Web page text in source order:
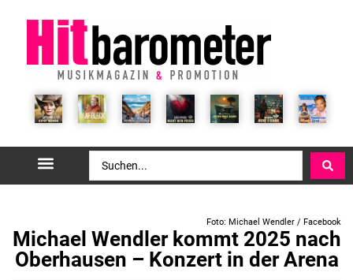
Foto: Michael Wendler / Facebook
Michael Wendler kommt 2025 nach
Oberhausen – Konzert in der Arena